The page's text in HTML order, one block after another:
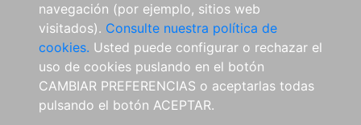
navegación (por ejemplo, sitios web
visitados). Consulte nuestra política de
cookies. Usted puede configurar o rechazar el
uso de cookies puslando en el botón
CAMBIAR PREFERENCIAS o aceptarlas todas
pulsando el botón ACEPTAR.